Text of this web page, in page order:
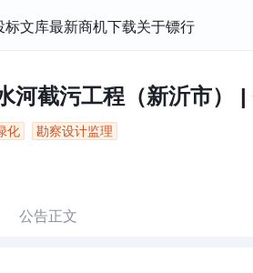
标文库最新商机下载关于镖行
河截污工程（新沂市）
化 勘察设计监理
公告正文